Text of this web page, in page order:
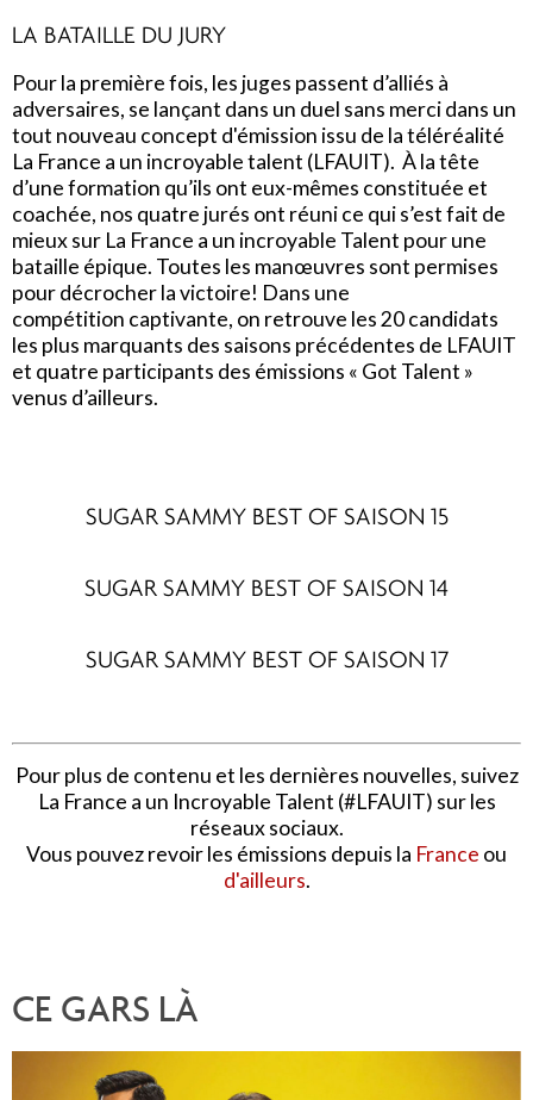
LA BATAILLE DU JURY
Pour la première fois, les juges passent d’alliés à
adversaires, se lançant dans un duel sans merci dans un
tout nouveau concept d'émission issu de la téléréalité
La France a un incroyable talent (LFAUIT). À la tête
d’une formation qu’ils ont eux-mêmes constituée et
coachée, nos quatre jurés ont réuni ce qui s’est fait de
mieux sur La France a un incroyable Talent pour une
bataille épique. Toutes les manœuvres sont permises
pour décrocher la victoire! Dans une
compétition captivante, on retrouve les 20 candidats
les plus marquants des saisons précédentes de LFAUIT
et quatre participants des émissions « Got Talent »
venus d’ailleurs.
SUGAR SAMMY BEST OF SAISON 15
SUGAR SAMMY BEST OF SAISON 14
SUGAR SAMMY BEST OF SAISON 17
Pour plus de contenu et les dernières nouvelles, suivez
La France a un Incroyable Talent (#LFAUIT) sur les
réseaux sociaux.
Vous pouvez revoir les émissions depuis la France ou
d'ailleurs.
CE GARS LÀ